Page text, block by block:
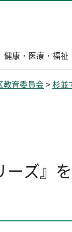
健康・医療・福祉
教育委員会>杉並
ズ』